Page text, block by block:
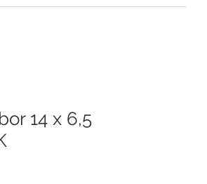
14 x 6,5